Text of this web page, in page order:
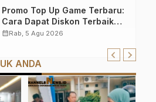
Promo Top Up Game Terbaru:
Cara Dapat Diskon Terbaik
dan Tetap Aman
calendar_monthRab, 5 Agu 2026
ANDA